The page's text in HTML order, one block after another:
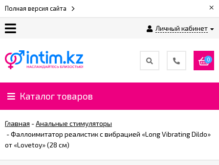
Полная версия сайта ×
Личный кабинет
нас
Доставка
и
⚡
Рассрочка
0
Каталог товаров
Главная -Анальные стимуляторы
-Фаллоимитатор реалистик с вибрацией «Long Vibrating Dildo»
от «Lovetoy» (28 см)